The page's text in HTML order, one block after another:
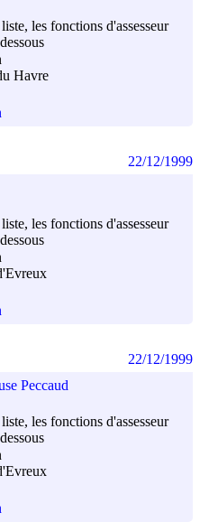
les fonctions d'assesseur
Havre
les fonctions d'assesseur
22/12/1999
Peccaud
les fonctions d'assesseur
22/12/1999